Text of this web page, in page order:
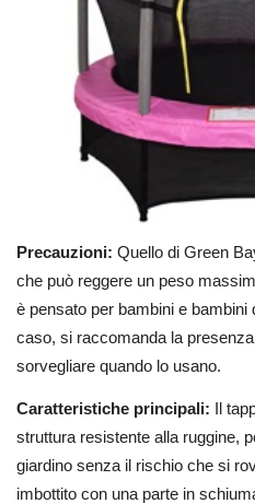
Precauzioni: Quello di Green
che può reggere un peso
è pensato per bambini e bambini
caso, si raccomanda la
sorvegliare quando lo usano.
Caratteristiche principali: Il
struttura resistente alla ruggine,
giardino senza il rischio che si
imbottito con una parte in